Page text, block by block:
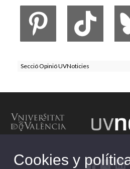
Secció Opinió UVNoticies
Cookies y